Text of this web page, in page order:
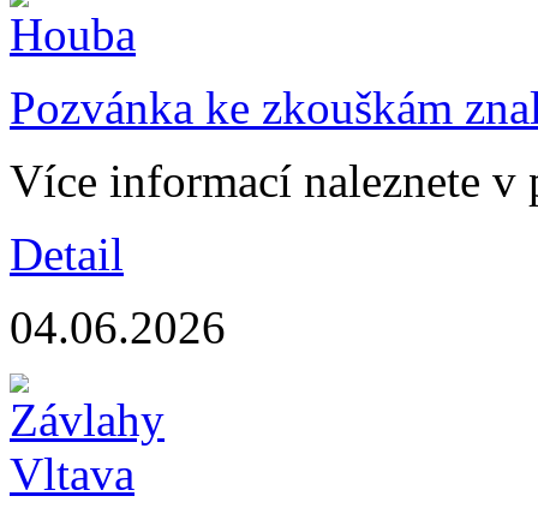
Pozvánka ke zkouškám
Více informací naleznete v
Detail
04.06.2026